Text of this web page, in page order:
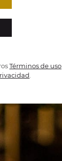
Términos de uso